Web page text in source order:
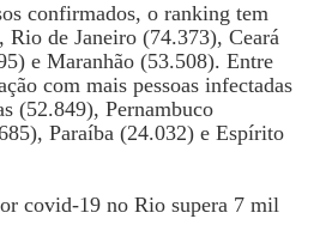
confirmados, o ranking tem
Rio de Janeiro (74.373), Ceará
e Maranhão (53.508). Entre
com mais pessoas infectadas
(52.849), Pernambuco
Paraíba (24.032) e Espírito
covid-19 no Rio supera 7 mil